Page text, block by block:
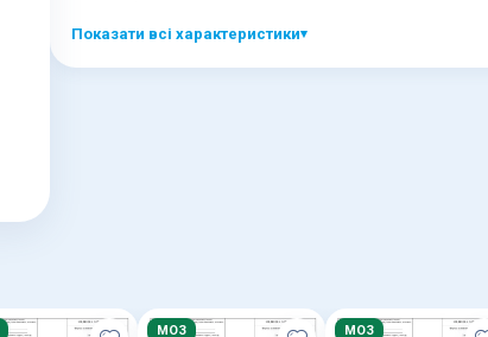
Показати всі характеристики▾
МОЗ МОЗ